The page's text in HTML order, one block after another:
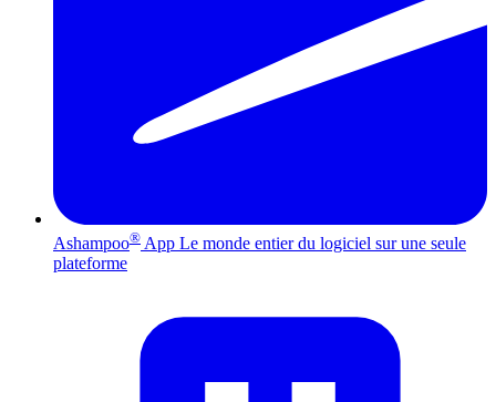
Ashampoo® App Le monde entier du logiciel sur une seule
plateforme